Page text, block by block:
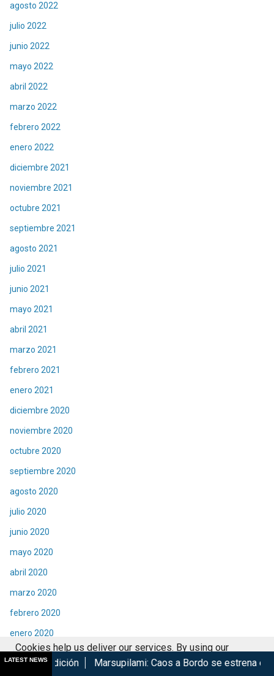
agosto 2022
julio 2022
junio 2022
mayo 2022
abril 2022
marzo 2022
febrero 2022
enero 2022
diciembre 2021
noviembre 2021
octubre 2021
septiembre 2021
agosto 2021
julio 2021
junio 2021
mayo 2021
abril 2021
marzo 2021
febrero 2021
enero 2021
diciembre 2020
noviembre 2020
octubre 2020
septiembre 2020
agosto 2020
julio 2020
junio 2020
mayo 2020
abril 2020
marzo 2020
febrero 2020
enero 2020
diciembre 2019
LATEST NEWS
Marsupilami: Caos a Bordo se estrena en Cinépolis
Cookies help us deliver our services. By using our
services, you agree to our use of cookies.
Got it